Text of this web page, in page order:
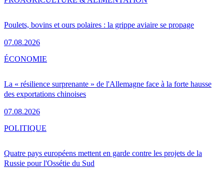
Poulets, bovins et ours polaires : la grippe aviaire se propage
07.08.2026
La « résilience surprenante » de l'Allemagne face à la forte hausse
des exportations chinoises
07.08.2026
ÉCONOMIE
Quatre pays européens mettent en garde contre les projets de la
Russie pour l'Ossétie du Sud
POLITIQUE